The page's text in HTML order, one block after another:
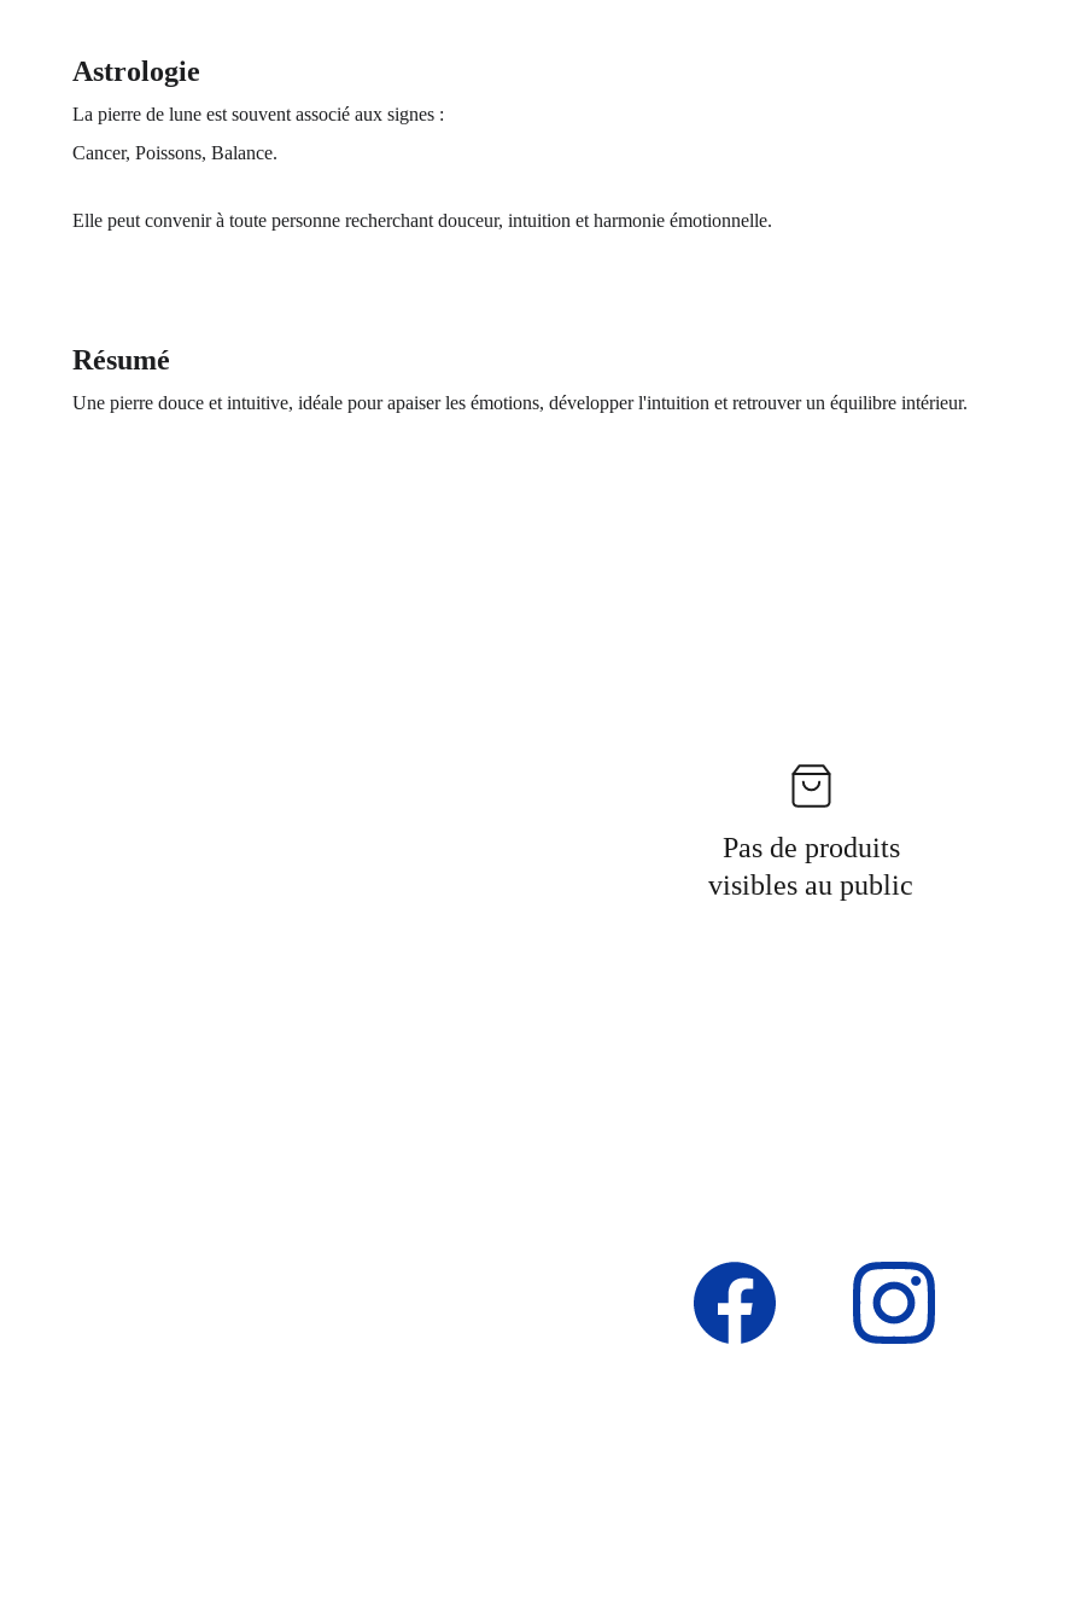
Astrologie
La pierre de lune est souvent associé aux signes :
Cancer, Poissons, Balance.
Elle peut convenir à toute personne recherchant douceur, intuition et harmonie émotionnelle.
Résumé
Une pierre douce et intuitive, idéale pour apaiser les émotions, développer l'intuition et retrouver un équilibre intérieur.
Pas de produits
visibles au public